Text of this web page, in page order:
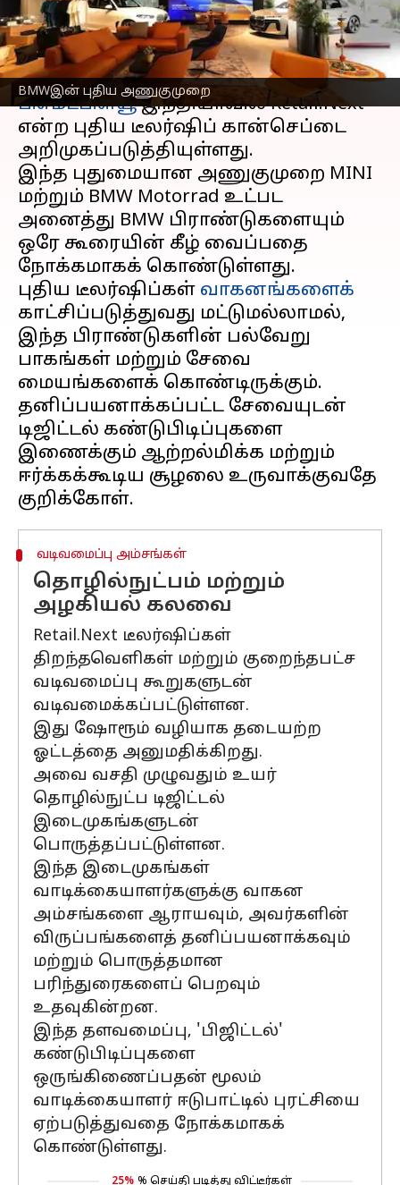
BMWஇன் புதிய அணுகுமுறை
எழுதியவர் Venkatalakshmi V Sep 16, 2024 05:01 pm
செய்தி முன்னோட்டம்
பிஎம்டபிள்யூஇந்தியாவில் Retail.Next
என்ற புதிய டீலர்ஷிப் கான்செப்டை
அறிமுகப்படுத்தியுள்ளது.
இந்த புதுமையான அணுகுமுறை MINI
மற்றும் BMW Motorrad உட்பட
அனைத்து BMW பிராண்டுகளையும்
ஒரே கூரையின் கீழ் வைப்பதை
நோக்கமாகக் கொண்டுள்ளது.
புதிய டீலர்ஷிப்கள் வாகனங்களைக்
காட்சிப்படுத்துவது மட்டுமல்லாமல்,
இந்த பிராண்டுகளின் பல்வேறு
பாகங்கள் மற்றும் சேவை
மையங்களைக் கொண்டிருக்கும்.
தனிப்பயனாக்கப்பட்ட சேவையுடன்
டிஜிட்டல் கண்டுபிடிப்புகளை
இணைக்கும் ஆற்றல்மிக்க மற்றும்
ஈர்க்கக்கூடிய சூழலை உருவாக்குவதே
வடிவமைப்பு அம்சங்கள்
தொழில்நுட்பம் மற்றும்
அழகியல் கலவை
Retail.Next டீலர்ஷிப்கள்
திறந்தவெளிகள் மற்றும் குறைந்தபட்ச
வடிவமைப்பு கூறுகளுடன்
வடிவமைக்கப்பட்டுள்ளன.
இது ஷோரூம் வழியாக தடையற்ற
ஓட்டத்தை அனுமதிக்கிறது.
அவை வசதி முழுவதும் உயர்
தொழில்நுட்ப டிஜிட்டல்
இடைமுகங்களுடன்
பொருத்தப்பட்டுள்ளன.
இந்த இடைமுகங்கள்
வாடிக்கையாளர்களுக்கு வாகன
அம்சங்களை ஆராயவும், அவர்களின்
விருப்பங்களைத் தனிப்பயனாக்கவும்
மற்றும் பொருத்தமான
பரிந்துரைகளைப் பெறவும்
உதவுகின்றன.
இந்த தளவமைப்பு, 'பிஜிட்டல்'
கண்டுபிடிப்புகளை
ஒருங்கிணைப்பதன் மூலம்
வாடிக்கையாளர் ஈடுபாட்டில் புரட்சியை
ஏற்படுத்துவதை நோக்கமாகக்
கொண்டுள்ளது.
25% % செய்தி படித்து விட்டீர்கள்